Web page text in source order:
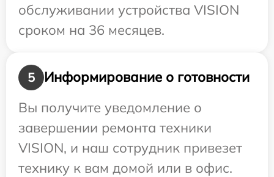
обслуживании устройства VISION
сроком на 36 месяцев.
5
Информирование о готовности
Вы получите уведомление о
завершении ремонта техники
VISION, и наш сотрудник привезет
технику к вам домой или в офис.